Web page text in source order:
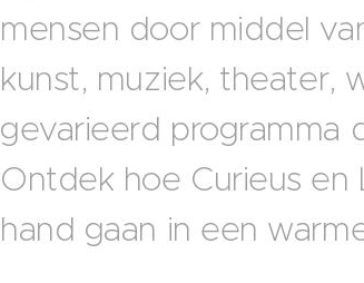
mensen door middel
kunst, muziek, theater,
gevarieerd programma
Ontdek hoe Curieus en
hand gaan in een